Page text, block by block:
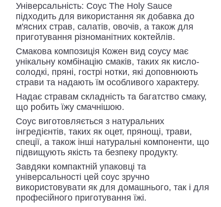
Універсальність: Соус The Holy Sauce
підходить для використання як добавка до
м'ясних страв, салатів, овочів, а також для
приготування різноманітних коктейлів.
Смакова композиція Кожен вид соусу має
унікальну комбінацію смаків, таких як кисло-
солодкі, пряні, гострі нотки, які доповнюють
страви та надають їм особливого характеру.
Надає стравам складність та багатство смаку,
що робить їжу смачнішою.
Соус виготовляється з натуральних
інгредієнтів, таких як оцет, прянощі, трави,
спеції, а також інші натуральні компоненти, що
підвищують якість та безпеку продукту.
Завдяки компактній упаковці та
універсальності цей соус зручно
використовувати як для домашнього, так і для
професійного приготування їжі.